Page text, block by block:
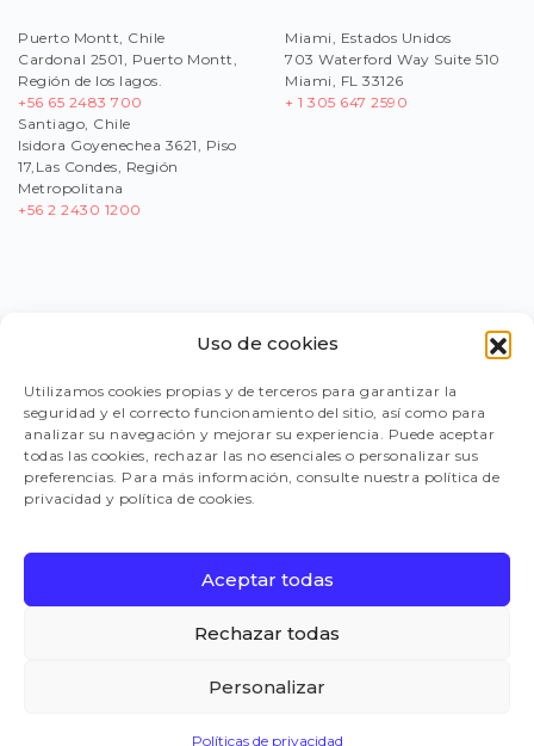
Uso de cookies
Utilizamos cookies propias y de terceros para garantizar la
seguridad y el correcto funcionamiento del sitio, así como para
analizar su navegación y mejorar su experiencia. Puede aceptar
todas las cookies, rechazar las no esenciales o personalizar sus
preferencias. Para más información, consulte nuestra política de
privacidad y política de cookies.
Aceptar todas
Rechazar todas
Personalizar
Políticas de privacidad
Puerto Montt, Chile
Cardonal 2501, Puerto Montt,
Región de los lagos.
+56 65 2483 700
Santiago, Chile
Isidora Goyenechea 3621, Piso
17,Las Condes, Región
Metropolitana
+56 2 2430 1200
Miami, Estados Unidos
703 Waterford Way Suite 510
Miami, FL 33126
+ 1 305 647 2590
PORTAL PROVEEDORES
LEGISLACIÓN
CANAL DE DENUNCIAS